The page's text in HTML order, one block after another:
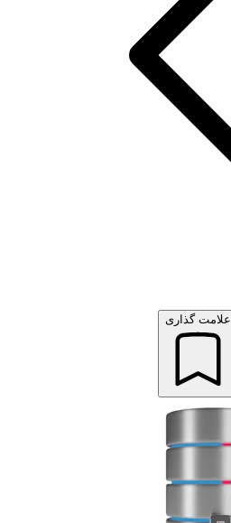
علامت گذاری